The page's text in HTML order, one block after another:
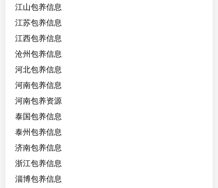
江山包养信息
江苏包养信息
江西包养信息
沧州包养信息
河北包养信息
河南包养信息
河南包养资源
泰国包养信息
泰州包养信息
济南包养信息
浙江包养信息
淄博包养信息